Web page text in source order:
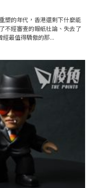
塑的年代，香港還剩下什麼能
不經審查的報紙社論、失去了
最值得驕傲的那...